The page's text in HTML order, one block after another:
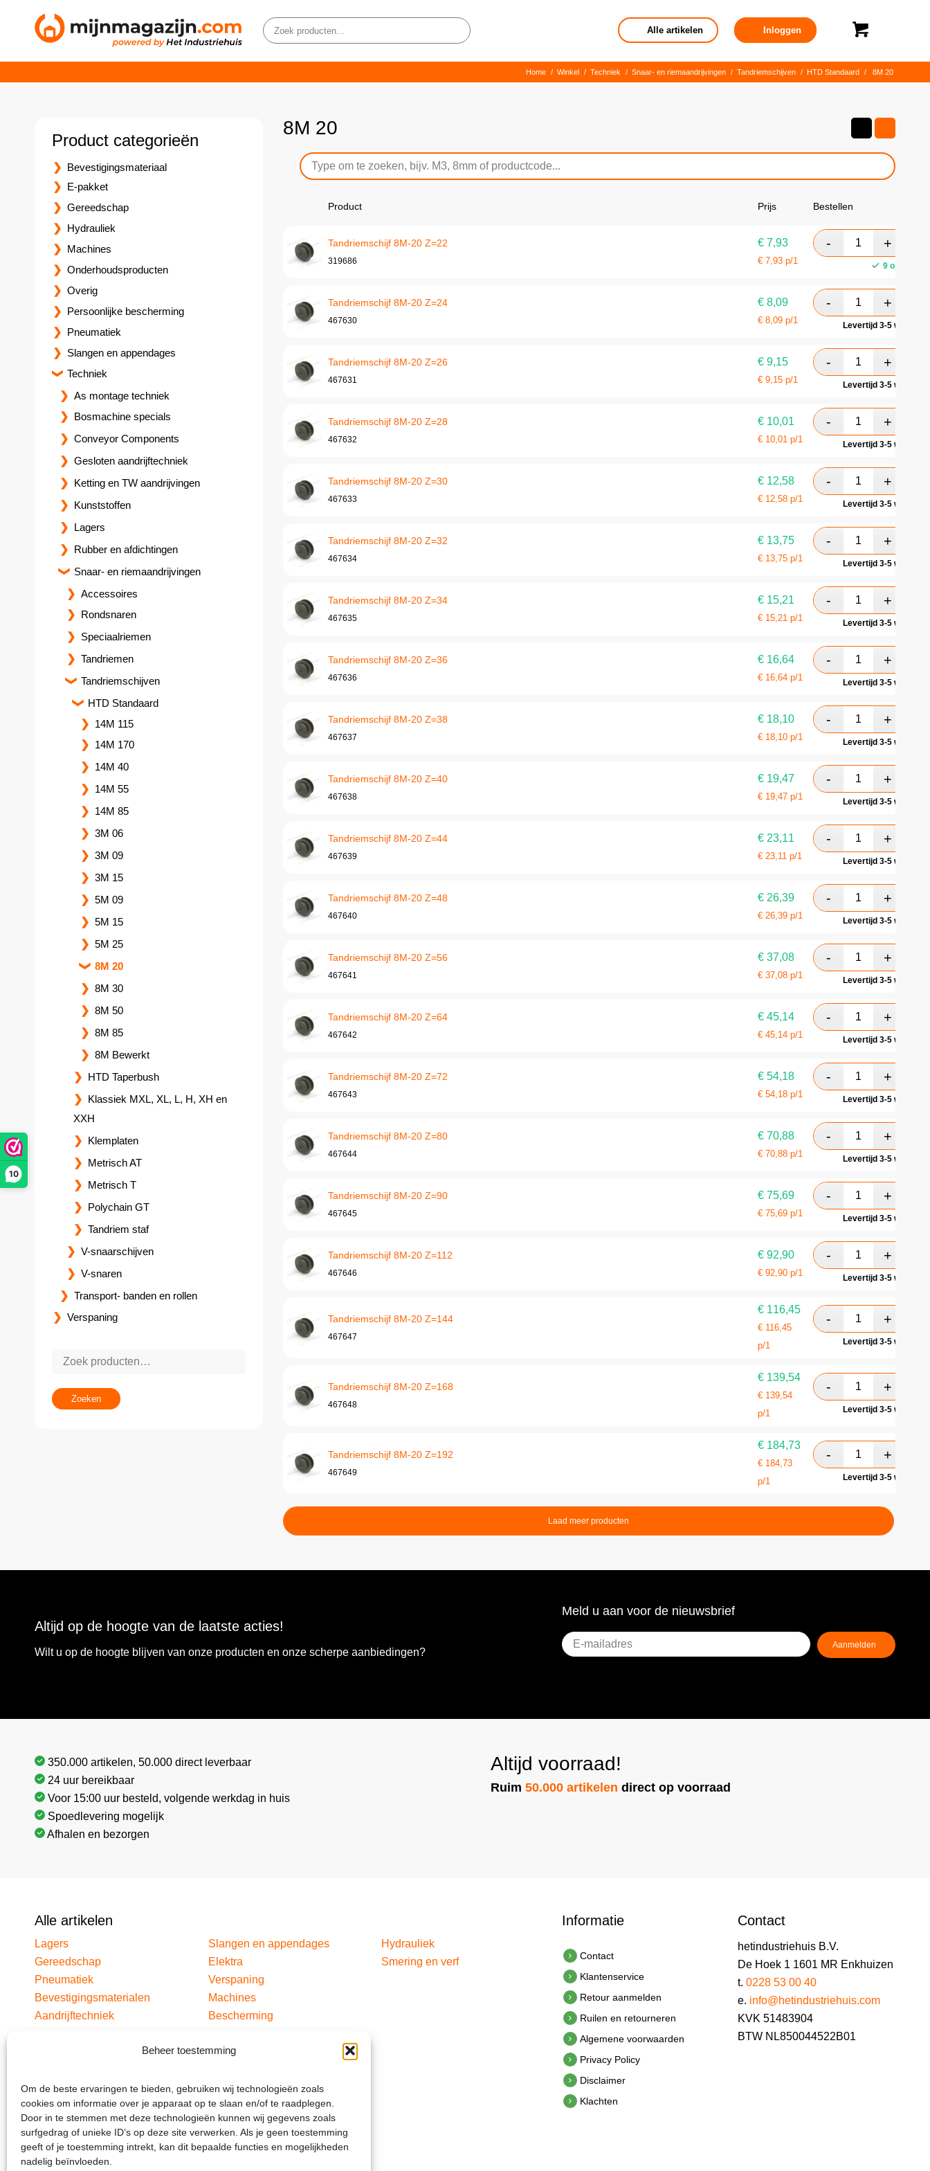
10
Beheer toestemming
Om de beste ervaringen te bieden, gebruiken wij technologieën zoals
cookies om informatie over je apparaat op te slaan en/of te raadplegen.
Door in te stemmen met deze technologieën kunnen wij gegevens zoals
surfgedrag of unieke ID’s op deze site verwerken. Als je geen toestemming
geeft of je toestemming intrekt, kan dit bepaalde functies en mogelijkheden
nadelig beïnvloeden.
Alle artikelen Inloggen
Home / Winkel / Techniek / Snaar- en riemaandrijvingen / Tandriemschijven / HTD Standaard / 8M 20
8M 20
Product Prijs Bestellen
Tandriemschijf 8M-20 Z=22
319686
€ 7,93
€ 7,93 p/1 9 op
Tandriemschijf 8M-20 Z=24
467630
€ 8,09
€ 8,09 p/1 Levertijd 3-5
Tandriemschijf 8M-20 Z=26
467631
€ 9,15
€ 9,15 p/1 Levertijd 3-5
Tandriemschijf 8M-20 Z=28
467632
€ 10,01
€ 10,01 p/1 Levertijd 3-5
Tandriemschijf 8M-20 Z=30
467633
€ 12,58
€ 12,58 p/1 Levertijd 3-5
Tandriemschijf 8M-20 Z=32
467634
€ 13,75
€ 13,75 p/1 Levertijd 3-5
Tandriemschijf 8M-20 Z=34
467635
€ 15,21
€ 15,21 p/1 Levertijd 3-5
Tandriemschijf 8M-20 Z=36
467636
€ 16,64
€ 16,64 p/1 Levertijd 3-5
Tandriemschijf 8M-20 Z=38
467637
€ 18,10
€ 18,10 p/1 Levertijd 3-5
Tandriemschijf 8M-20 Z=40
467638
€ 19,47
€ 19,47 p/1 Levertijd 3-5
Tandriemschijf 8M-20 Z=44
467639
€ 23,11
€ 23,11 p/1 Levertijd 3-5
Tandriemschijf 8M-20 Z=48
467640
€ 26,39
€ 26,39 p/1 Levertijd 3-5
Tandriemschijf 8M-20 Z=56
467641
€ 37,08
€ 37,08 p/1 Levertijd 3-5
Tandriemschijf 8M-20 Z=64
467642
€ 45,14
€ 45,14 p/1 Levertijd 3-5
Tandriemschijf 8M-20 Z=72
467643
€ 54,18
€ 54,18 p/1 Levertijd 3-5
Tandriemschijf 8M-20 Z=80
467644
€ 70,88
€ 70,88 p/1 Levertijd 3-5
Tandriemschijf 8M-20 Z=90
467645
€ 75,69
€ 75,69 p/1 Levertijd 3-5
Tandriemschijf 8M-20 Z=112
467646
€ 92,90
€ 92,90 p/1 Levertijd 3-5
Tandriemschijf 8M-20 Z=144
467647
€ 116,45
€ 116,45
p/1
Levertijd 3-5
Tandriemschijf 8M-20 Z=168
467648
€ 139,54
€ 139,54
p/1
Levertijd 3-5
Tandriemschijf 8M-20 Z=192
467649
€ 184,73
€ 184,73
p/1
Levertijd 3-5
Laad meer producten
Product categorieën
Bevestigingsmateriaal
E-pakket
Gereedschap
Hydrauliek
Machines
Onderhoudsproducten
Overig
Persoonlijke bescherming
Pneumatiek
Slangen en appendages
Techniek
As montage techniek
Bosmachine specials
Conveyor Components
Gesloten aandrijftechniek
Ketting en TW aandrijvingen
Kunststoffen
Lagers
Rubber en afdichtingen
Snaar- en riemaandrijvingen
Accessoires
Rondsnaren
Speciaalriemen
Tandriemen
Tandriemschijven
HTD Standaard
14M 115
14M 170
14M 40
14M 55
14M 85
3M 06
3M 09
3M 15
5M 09
5M 15
5M 25
8M 20
8M 30
8M 50
8M 85
8M Bewerkt
HTD Taperbush
Klassiek MXL, XL, L, H, XH en
XXH
Klemplaten
Metrisch AT
Metrisch T
Polychain GT
Tandriem staf
V-snaarschijven
V-snaren
Transport- banden en rollen
Verspaning
Zoeken
Altijd op de hoogte van de laatste acties!
Wilt u op de hoogte blijven van onze producten en onze scherpe aanbiedingen?
Meld u aan voor de nieuwsbrief
E-
mailadres
350.000 artikelen, 50.000 direct leverbaar
24 uur bereikbaar
Voor 15:00 uur besteld, volgende werkdag in huis
Spoedlevering mogelijk
Afhalen en bezorgen
Altijd voorraad!
Ruim50.000 artikelen direct op voorraad
Alle artikelen
Lagers
Gereedschap
Pneumatiek
Bevestigingsmaterialen
Aandrijftechniek
Slangen en appendages
Elektra
Verspaning
Machines
Bescherming
Hydrauliek
Smering en verf
Informatie
Contact
Klantenservice
Retour aanmelden
Ruilen en retourneren
Algemene voorwaarden
Privacy Policy
Disclaimer
Klachten
Contact
hetindustriehuis B.V.
De Hoek 1 1601 MR Enkhuizen
t. 0228 53 00 40
e. info@hetindustriehuis.com
KVK 51483904
BTW NL850044522B01